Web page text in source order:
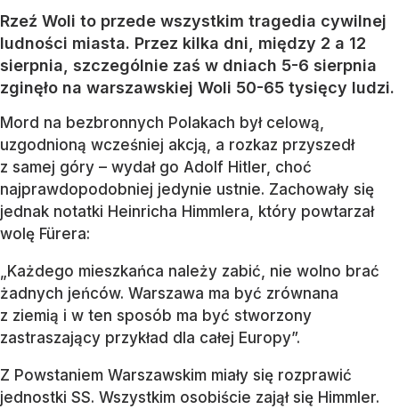
Rzeź Woli to przede wszystkim tragedia cywilnej
ludności miasta. Przez kilka dni, między 2 a 12
sierpnia, szczególnie zaś w dniach 5-6 sierpnia
zginęło na warszawskiej Woli 50-65 tysięcy ludzi.
Mord na bezbronnych Polakach był celową,
uzgodnioną wcześniej akcją, a rozkaz przyszedł
z samej góry – wydał go Adolf Hitler, choć
najprawdopodobniej jedynie ustnie. Zachowały się
jednak notatki Heinricha Himmlera, który powtarzał
wolę Fürera:
„Każdego mieszkańca należy zabić, nie wolno brać
żadnych jeńców. Warszawa ma być zrównana
z ziemią i w ten sposób ma być stworzony
zastraszający przykład dla całej Europy”.
Z Powstaniem Warszawskim miały się rozprawić
jednostki SS. Wszystkim osobiście zajął się Himmler.